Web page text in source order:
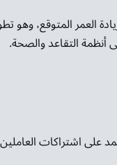
المتوقع، وهو
أنظمة التقاعد والصحة.
على اشتراكات